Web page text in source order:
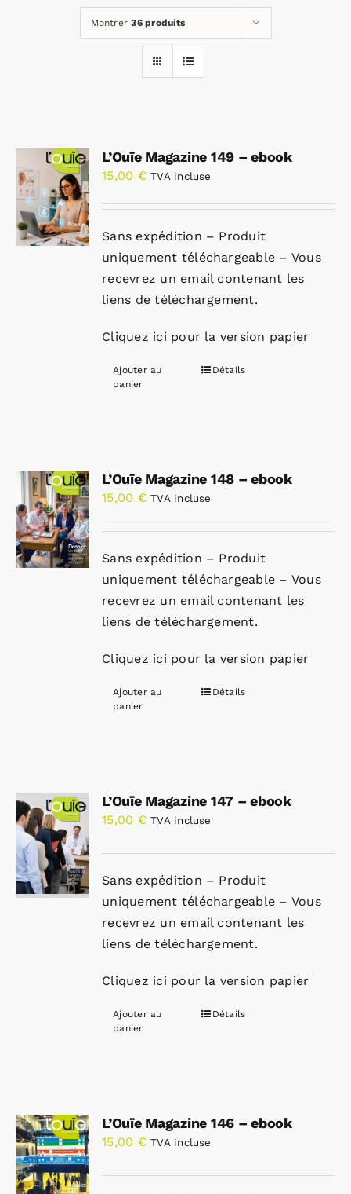
Montrer36 produits
L’Ouïe Magazine 149 – ebook
15,00 € TVA incluse
Sans expédition – Produit
uniquement téléchargeable – Vous
recevrez un email contenant les
liens de téléchargement.
Cliquez ici pour la version papier
Ajouter au
panier
Détails
L’Ouïe Magazine 148 – ebook
15,00 € TVA incluse
Sans expédition – Produit
uniquement téléchargeable – Vous
recevrez un email contenant les
liens de téléchargement.
Cliquez ici pour la version papier
Ajouter au
panier
Détails
L’Ouïe Magazine 147 – ebook
15,00 € TVA incluse
Sans expédition – Produit
uniquement téléchargeable – Vous
recevrez un email contenant les
liens de téléchargement.
Cliquez ici pour la version papier
Ajouter au
panier
Détails
L’Ouïe Magazine 146 – ebook
15,00 € TVA incluse